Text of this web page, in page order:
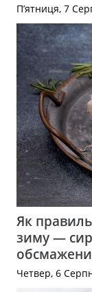
П’ятниця, 7
Як
зиму —
Четвер, 6